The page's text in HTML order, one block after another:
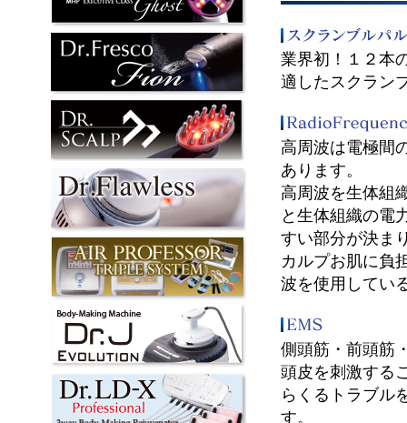
業界初！１２本
適したスクラン
高周波は電極間
あります。
高周波を生体組
と生体組織の電
すい部分が決ま
カルプお肌に負
波を使用してい
側頭筋・前頭筋
頭皮を刺激する
らくるトラブル
す。